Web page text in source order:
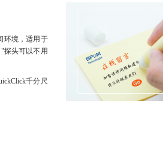
环境，适用于
探头可以不用
千分尺